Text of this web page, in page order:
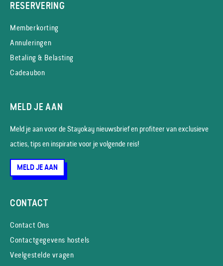
RESERVERING
Memberkorting
Annuleringen
Betaling & Belasting
Cadeaubon
MELD JE AAN
Meld je aan voor de Stayokay nieuws­brief en profiteer van exclusieve
acties, tips en inspiratie voor je volgende reis!
MELD JE AAN
CONTACT
Contact Ons
Contactgegevens hostels
Veelgestelde vragen